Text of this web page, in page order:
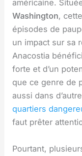
américaine.
Washington,
épisodes de
un impact sur sa
Anacostia
forte et d’un
que ce genre de
aussi dans
quartiers
faut prêter
Pourtant,